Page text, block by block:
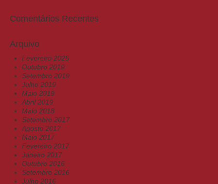
Comentários Recentes
Arquivo
Fevereiro 2025
Outubro 2019
Setembro 2019
Julho 2019
Maio 2019
Abril 2019
Maio 2018
Setembro 2017
Agosto 2017
Maio 2017
Fevereiro 2017
Janeiro 2017
Outubro 2016
Setembro 2016
Julho 2016